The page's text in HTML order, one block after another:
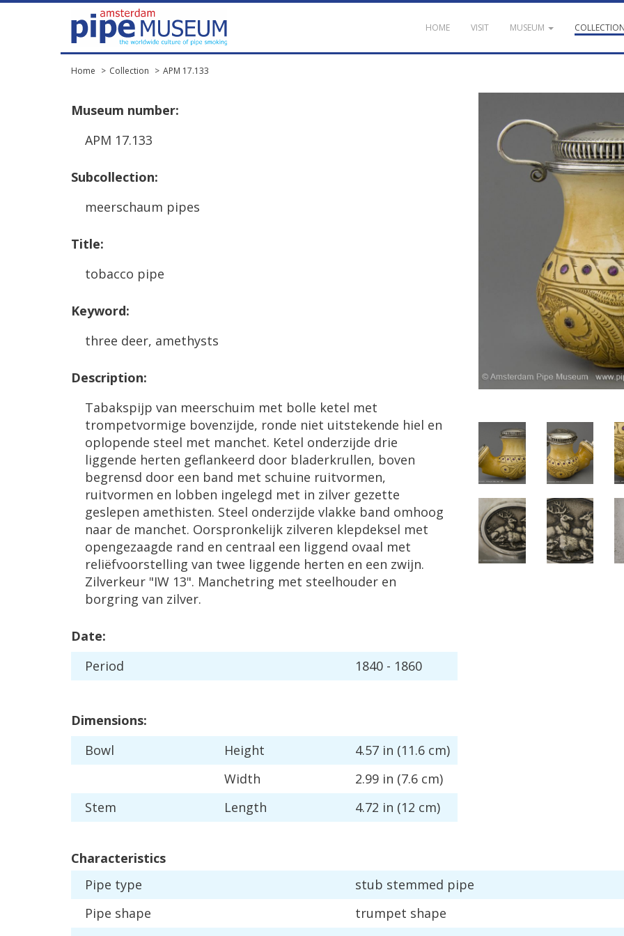
HOME VISIT MUSEUM
Home Collection APM 17.133
Museum number:
APM 17.133
Subcollection:
meerschaum pipes
Title:
tobacco pipe
Keyword:
three deer, amethysts
Description:
Tabakspijp van meerschuim met bolle ketel met
trompetvormige bovenzijde, ronde niet uitstekende hiel en
oplopende steel met manchet. Ketel onderzijde drie
liggende herten geflankeerd door bladerkrullen, boven
begrensd door een band met schuine ruitvormen,
ruitvormen en lobben ingelegd met in zilver gezette
geslepen amethisten. Steel onderzijde vlakke band omhoog
naar de manchet. Oorspronkelijk zilveren klepdeksel met
opengezaagde rand en centraal een liggend ovaal met
reliëfvoorstelling van twee liggende herten en een zwijn.
Zilverkeur "IW 13". Manchetring met steelhouder en
borgring van zilver.
Date:
Period
1840 - 1860
Dimensions:
Bowl
Height 4.57 in (11.6 cm)
Width
2.99 in (7.6 cm)
Stem
Length 4.72 in (12 cm)
Characteristics
Pipe type stub stemmed pipe
Pipe shape trumpet shape